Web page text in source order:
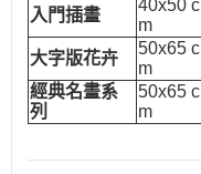
入門插畫
40x50 c
m
大字版花卉
50x65 c
m
經典名畫系
列
50x65 c
m